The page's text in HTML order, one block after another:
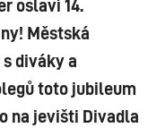
Městská
diváky a
toto jubileum
na jevišti Divadla